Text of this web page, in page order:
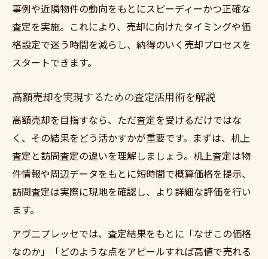
事例や近隣物件の動向をもとにスピーディーかつ正確な
査定を実施。これにより、売却に向けたタイミングや価
格設定で迷う時間を減らし、納得のいく売却プロセスを
スタートできます。
高額売却を実現するための査定活用術を解説
高額売却を目指すなら、ただ査定を受けるだけではな
く、その結果をどう活かすかが重要です。まずは、机上
査定と訪問査定の違いを理解しましょう。机上査定は物
件情報や周辺データをもとに短時間で概算価格を提示、
訪問査定は実際に現地を確認し、より詳細な評価を行い
ます。
アヴ二プレッセでは、査定結果をもとに「なぜこの価格
なのか」「どのような点をアピールすれば高値で売れる